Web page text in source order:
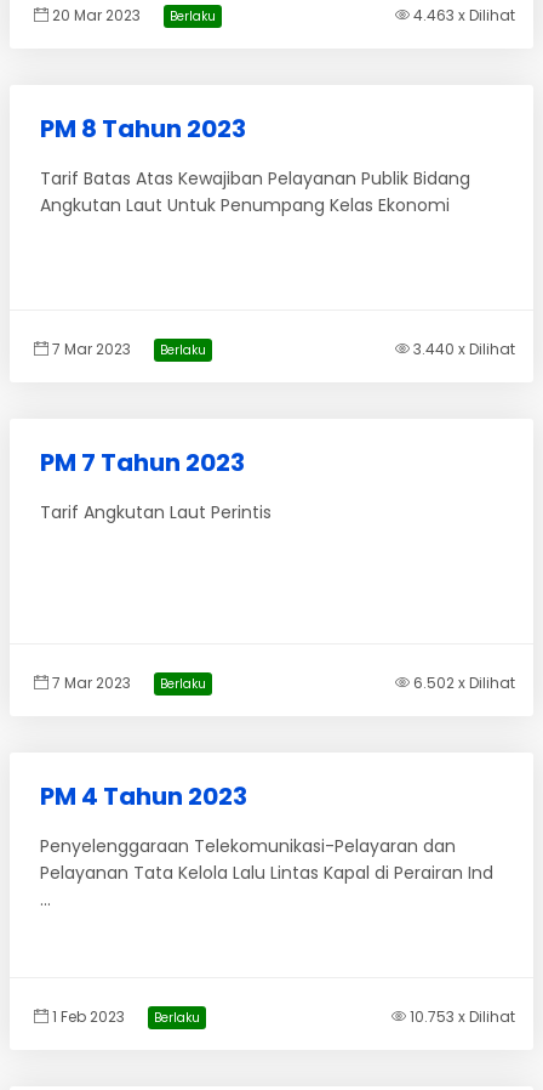
20 Mar 2023 Berlaku 4.463 x Dilihat
PM 8 Tahun 2023
Tarif Batas Atas Kewajiban Pelayanan Publik Bidang
Angkutan Laut Untuk Penumpang Kelas Ekonomi
7 Mar 2023 Berlaku 3.440 x Dilihat
PM 7 Tahun 2023
Tarif Angkutan Laut Perintis
7 Mar 2023 Berlaku 6.502 x Dilihat
PM 4 Tahun 2023
Penyelenggaraan Telekomunikasi-Pelayaran dan
Pelayanan Tata Kelola Lalu Lintas Kapal di Perairan Ind
...
1 Feb 2023 Berlaku 10.753 x Dilihat